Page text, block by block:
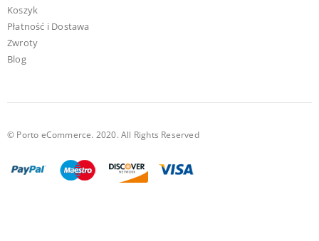
Koszyk
Płatność i Dostawa
Zwroty
Blog
© Porto eCommerce. 2020. All Rights Reserved